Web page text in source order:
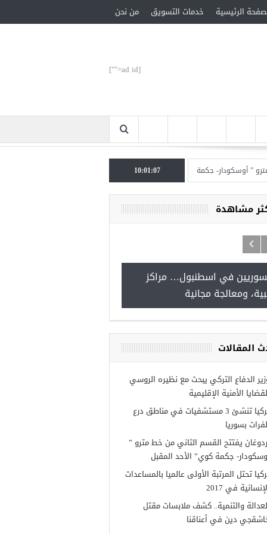
الرئيسية خدمات التسويق من نحن
[ad id=""]
جكمة كوي” الأحد المقبل تركيا تحتل المرتبة الأولى عالميا بالمساعدات10:01:08
مشاهدة
في اسطنبول… مراكز
ومعالجة مجانية
المقالات
الدفاع التركي يبحث مع نظيره الروسي
الأمنية الإقليمية
تركيا تنشئ 3 مستشفيات في مناطق درع
بسوريا
يفتتح القسم الثاني من خط مترو ”
جكمة كوي” الأحد المقبل
تحتل المرتبة الأولى عالميا بالمساعدات
في 2017
والتنمية.. كشف ملابسات مقتل
دين في أعناقنا